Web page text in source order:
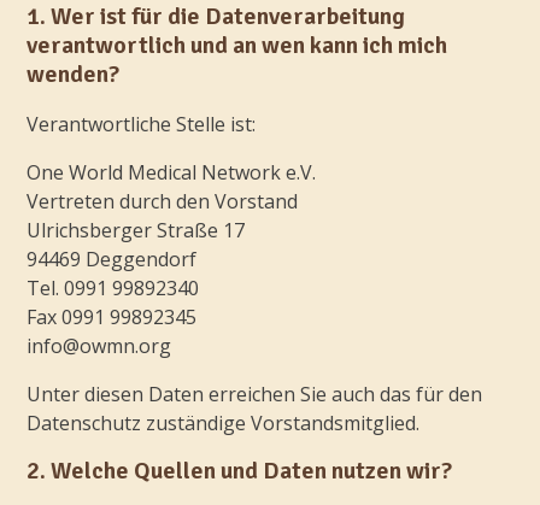
1. Wer ist für die Datenverarbeitung
verantwortlich und an wen kann ich mich
wenden?
Verantwortliche Stelle ist:
One World Medical Network e.V.
Vertreten durch den Vorstand
Ulrichsberger Straße 17
94469 Deggendorf
Tel. 0991 99892340
Fax 0991 99892345
info@owmn.org
Unter diesen Daten erreichen Sie auch das für den
Datenschutz zuständige Vorstandsmitglied.
2. Welche Quellen und Daten nutzen wir?